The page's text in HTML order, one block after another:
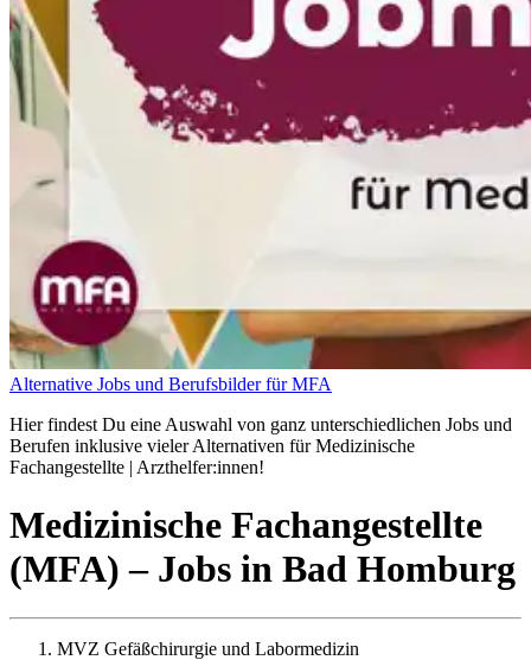
Alternative Jobs und Berufsbilder für MFA
Hier findest Du eine Auswahl von ganz unterschiedlichen Jobs und
Berufen inklusive vieler Alternativen für Medizinische
Fachangestellte | Arzthelfer:innen!
Medizinische Fachangestellte
(MFA) – Jobs in Bad Homburg
MVZ Gefäßchirurgie und Labormedizin